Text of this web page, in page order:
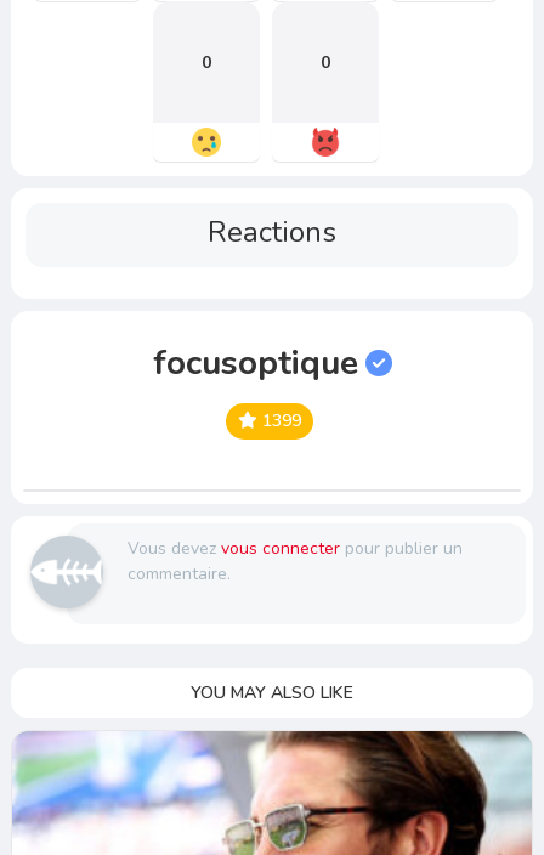
0 0
Reactions
focusoptique
1399
Vous devez vous connecterpour publier un
commentaire.
YOU MAY ALSO LIKE